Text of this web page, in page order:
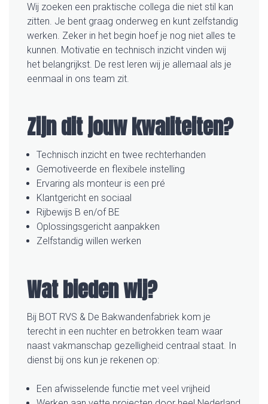
Wij zoeken een praktische collega die niet stil kan
zitten. Je bent graag onderweg en kunt zelfstandig
werken. Zeker in het begin hoef je nog niet alles te
kunnen. Motivatie en technisch inzicht vinden wij
het belangrijkst. De rest leren wij je allemaal als je
eenmaal in ons team zit.
Zijn dit jouw kwaliteiten?
Technisch inzicht en twee rechterhanden
Gemotiveerde en flexibele instelling
Ervaring als monteur is een pré
Klantgericht en sociaal
Rijbewijs B en/of BE
Oplossingsgericht aanpakken
Zelfstandig willen werken
Wat bieden wij?
Bij BOT RVS & De Bakwandenfabriek kom je
terecht in een nuchter en betrokken team waar
naast vakmanschap gezelligheid centraal staat. In
dienst bij ons kun je rekenen op:
Een afwisselende functie met veel vrijheid